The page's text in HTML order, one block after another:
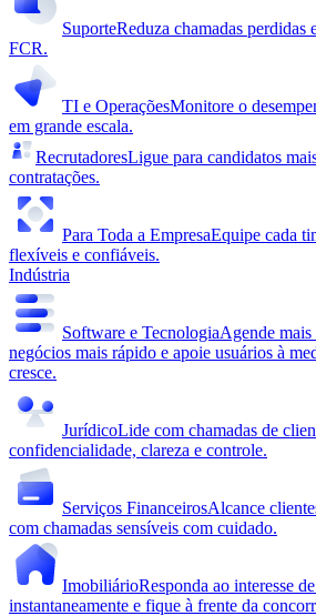
SuporteReduza chamadas perdidas
FCR.
TI e OperaçõesMonitore o
em grande escala.
RecrutadoresLigue para candidatos
contratações.
Para Toda a EmpresaEquipe cada
flexíveis e confiáveis.
Indústria
Software e TecnologiaAgende mais
negócios mais rápido e apoie usuários à
cresce.
JurídicoLide com chamadas de
confidencialidade, clareza e controle.
Serviços FinanceirosAlcance
com chamadas sensíveis com cuidado.
ImobiliárioResponda ao interesse
instantaneamente e fique à frente da